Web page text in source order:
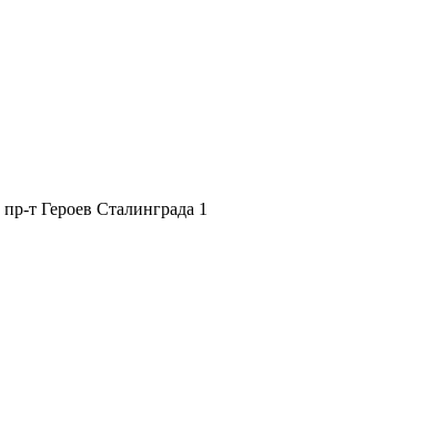
т Героев Сталинграда 1